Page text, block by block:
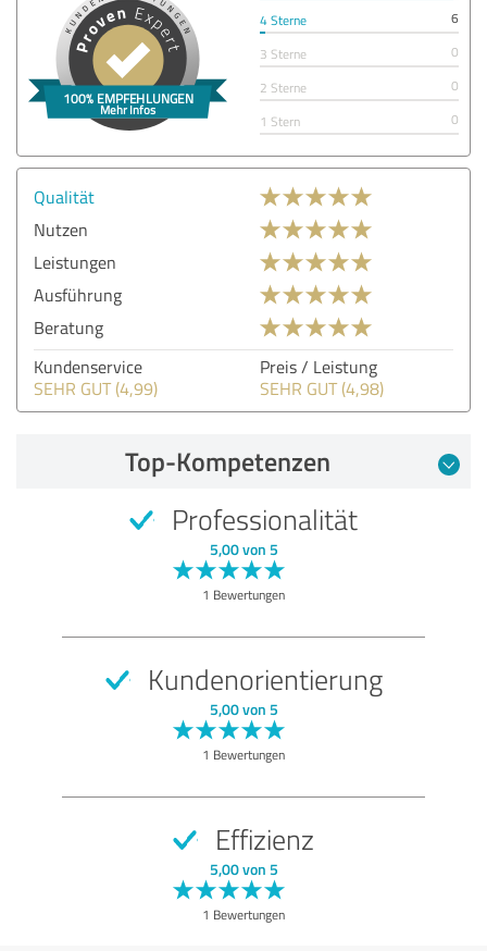
4 Sterne
6
3 Sterne
0
2 Sterne
0
1 Stern
0
Qualität
Nutzen
Leistungen
Ausführung
Beratung
Kundenservice
SEHR GUT (4,99)
Preis / Leistung
SEHR GUT (4,98)
Top-Kompetenzen
Professionalität
5,00 von 5
1 Bewertungen
Kundenorientierung
5,00 von 5
1 Bewertungen
Effizienz
5,00 von 5
1 Bewertungen